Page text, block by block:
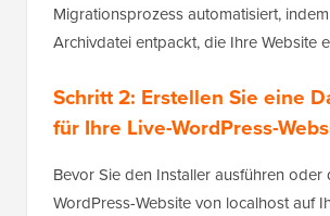
Migrationsprozess automatisiert,
Archivdatei entpackt, die Ihre Website
Schritt 2: Erstellen Sie eine
für Ihre Live-WordPress-
Bevor Sie den Installer ausführen oder
WordPress-Website von localhost auf